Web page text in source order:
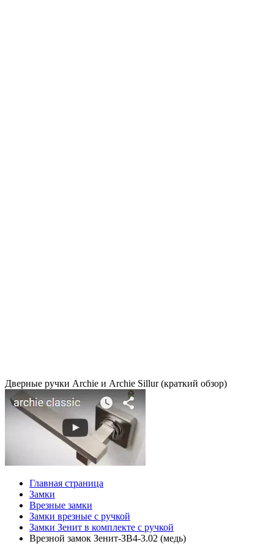
Дверные ручки Archie и Archie Sillur (краткий обзор)
Главная страница
Замки
Врезные замки
Замки врезные с ручкой
Замки Зенит в комплекте с ручкой
Врезной замок Зенит-ЗВ4-3.02 (медь)